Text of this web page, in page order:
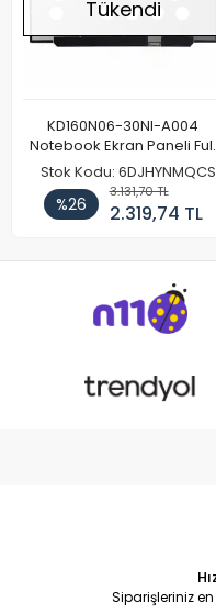
Tükendi
KD160N06-30NI-A004
Notebook Ekran Paneli Full
HD
Stok Kodu: 6DJHYNMQCS
%26
3.131,70 TL
2.319,74 TL
Siparişleriniz en